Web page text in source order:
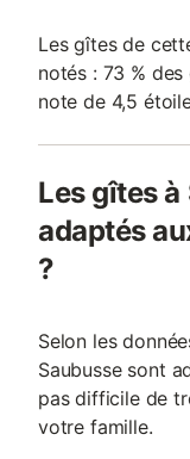
Les gîtes de
notés : 73 %
note de 4,5
Les gîtes
adaptés
?
Selon les
Saubusse sont
pas difficile de
votre famille.